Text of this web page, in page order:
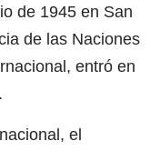
de 1945 en San
de las Naciones
entró en
el